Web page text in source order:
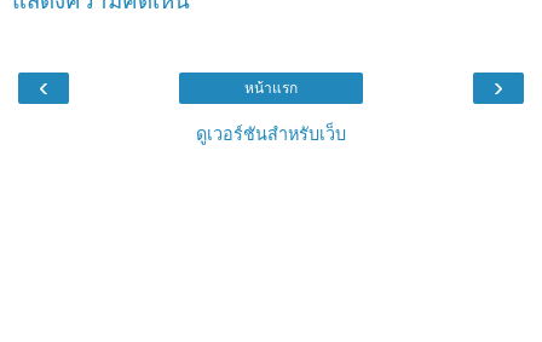
‹ ›
หน้าแรก
ดูเวอร์ชันสำหรับเว็บ